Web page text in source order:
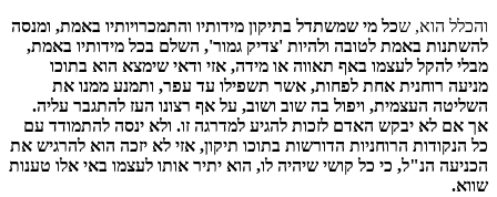
והכלל הוא, שכל מי שמשתדל בתיקון מידותיו והתמכרויותיו באמת, ומנסה
להשתנות באמת לטובה ולהיות 'צדיק גמור', השלם בכל מידותיו באמת,
מבלי להקל לעצמו באף תאווה או מידה, אזי ודאי שימצא הוא בתוכו
מניעה רוחנית אחת לפחות, אשר תשפילו עד עפר, ותמנע ממנו את
השליטה העצמית, ויפול בה שוב ושוב, על אף רצונו העז להתגבר עליה.
אך אם לא יבקש האדם לזכות להגיע למדרגה זו. ולא ינסה להתמודד עם
כל הנקודות הרוחניות הדורשות בתוכו תיקון, אזי לא יזכה הוא להרגיש את
הכניעה הנ"ל, כי כל קושי שיהיה לו, הוא יתיר אותו לעצמו באי אלו טענות
שווא.